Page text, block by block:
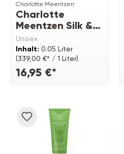
Charlotte Meentzen
Charlotte
Meentzen Silk &
Pure Granatapfel
Enzym-Peeling
Unisex
Inhalt: 0.05 Liter
(339,00 €* / 1 Liter)
16,95 €*